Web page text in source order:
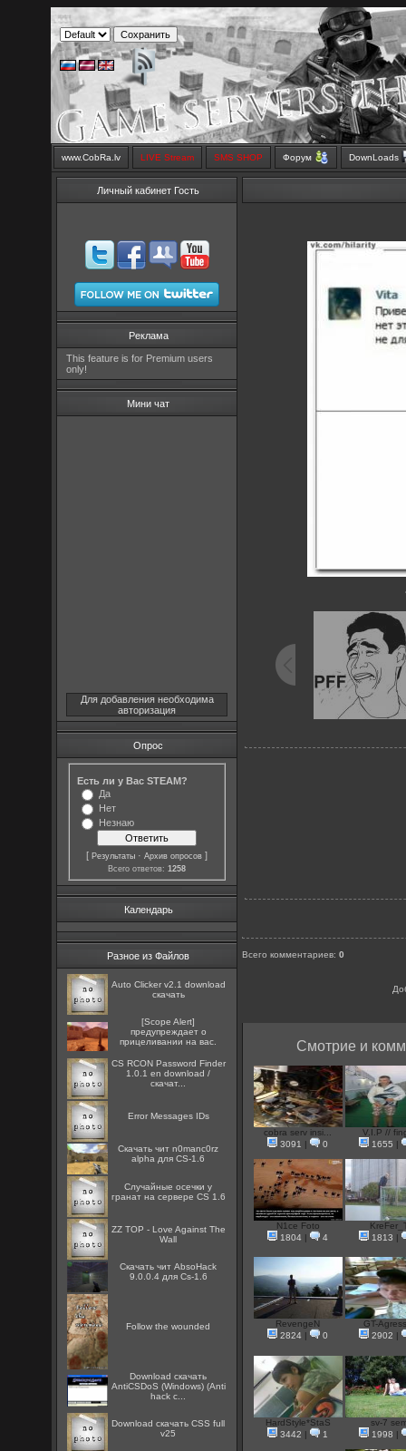
www.CobRa.lv LIVE Stream SMS SHOP Форум DownLoads
Личный кабинет Гость
Реклама
This feature is for Premium users
only!
Мини чат
Для добавления необходима
авторизация
Опрос
Есть ли у Вас STEAM?
Да
Нет
Незнаю
[Результаты ·Архив опросов ]
Всего ответов:1258
Календарь
Разное из Файлов
Auto Clicker v2.1 download
скачать
[Scope Alert]
предупреждает о
прицеливании на вас.
CS RCON Password Finder
1.0.1 en download /
скачат...
Error Messages IDs
Скачать чит n0manc0rz
alpha для CS-1.6
Случайные осечки у
гранат на сервере CS 1.6
ZZ TOP - Love Against The
Wall
Скачать чит AbsoHack
9.0.0.4 для Cs-1.6
Follow the wounded
Download скачать
AntiCSDoS (Windows) (Anti
hack c...
Download скачать CSS full
v25
Всего комментариев:0
Смотрие и
cobra serv insi...
3091
| 0
V.I.P //
1655
|
N1ce Foto
1804 | 4
1813
|
RevengeN
2824 | 0
GT-
2902
|
HardStyle*StaS
3442
| 1
sv-7
1998
|